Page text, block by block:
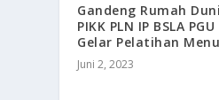
Gandeng Rumah
PIKK PLN IP BSLA PGU
Gelar Pelatihan
Juni 2, 2023